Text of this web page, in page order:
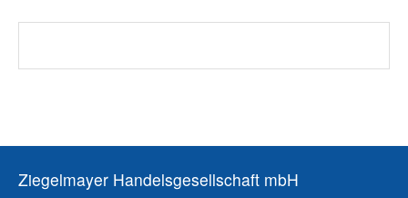
Ziegelmayer Handelsgesellschaft mbH